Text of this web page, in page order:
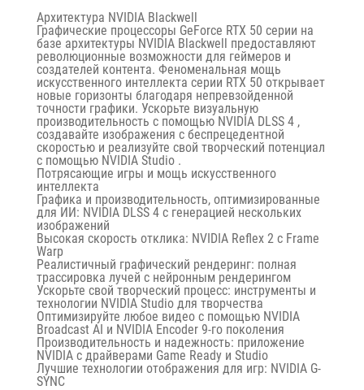
Архитектура NVIDIA Blackwell
Графические процессоры GeForce RTX 50 серии на
базе архитектуры NVIDIA Blackwell предоставляют
революционные возможности для геймеров и
создателей контента. Феноменальная мощь
искусственного интеллекта серии RTX 50 открывает
новые горизонты благодаря непревзойденной
точности графики. Ускорьте визуальную
производительность с помощью NVIDIA DLSS 4 ,
создавайте изображения с беспрецедентной
скоростью и реализуйте свой творческий потенциал
с помощью NVIDIA Studio .
Потрясающие игры и мощь искусственного
интеллекта
Графика и производительность, оптимизированные
для ИИ: NVIDIA DLSS 4 с генерацией нескольких
изображений
Высокая скорость отклика: NVIDIA Reflex 2 с Frame
Warp
Реалистичный графический рендеринг: полная
трассировка лучей с нейронным рендерингом
Ускорьте свой творческий процесс: инструменты и
технологии NVIDIA Studio для творчества
Оптимизируйте любое видео с помощью NVIDIA
Broadcast AI и NVIDIA Encoder 9-го поколения
Производительность и надежность: приложение
NVIDIA с драйверами Game Ready и Studio
Лучшие технологии отображения для игр: NVIDIA G-
SYNC